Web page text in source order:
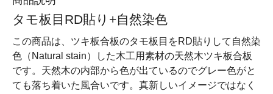
タモ板目RD貼り+自然染色
この商品は、ツキ板合板のタモ板目をRD貼りして自然染
色（Natural stain）した木工用素材の天然木ツキ板合板
です。天然木の内部から色が出ているのでグレー色がと
ても落ち着いた風合いです。真新しいイメージではなく